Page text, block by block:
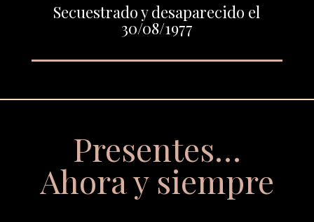
Secuestrado y desaparecido el
30/08/1977
Presentes…
Ahora y siempre